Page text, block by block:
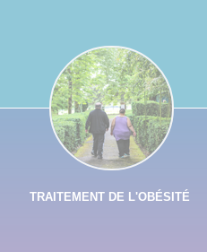
TRAITEMENT DE L'OBÉSITÉ